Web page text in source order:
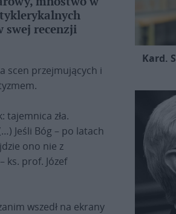
swej recenzji
scen przejmujących i
tajemnica zła.
Jeśli Bóg – po latach
ono nie z
ks. prof. Józef
wszedł na ekrany
Kard.